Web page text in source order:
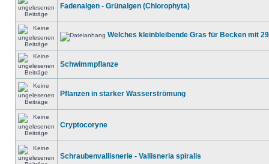
Fadenalgen - Grünalgen (Chlorophyta)
Welches kleinbleibende Gras für Becken mit 29
Schwimmpflanze
Pflanzen in starker Wasserströmung
Cryptocoryne
Schraubenvallisnerie - Vallisneria spiralis